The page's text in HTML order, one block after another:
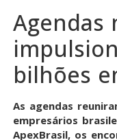
Agendas
bilhões
As agendas
empresários
ApexBrasil, os